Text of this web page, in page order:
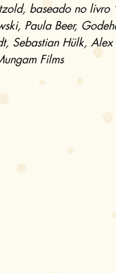
baseado no livro
Paula Beer,
Sebastian Hülk,
Films